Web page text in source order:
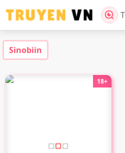
Sinobiin
18+